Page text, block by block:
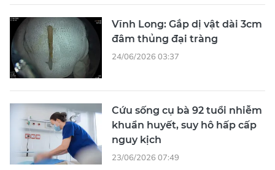
Vĩnh Long: Gắp dị vật dài 3cm
đâm thủng đại tràng
24/06/2026 03:37
Cứu sống cụ bà 92 tuổi nhiễm
khuẩn huyết, suy hô hấp cấp
nguy kịch
23/06/2026 07:49